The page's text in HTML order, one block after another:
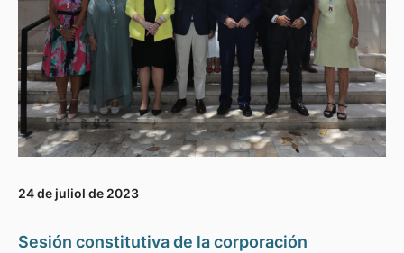
24 de juliol de 2023
Sesión constitutiva de la corporación